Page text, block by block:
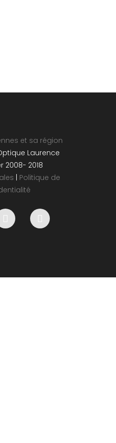
et sa région
Laurence
2008- 2018
Politique de